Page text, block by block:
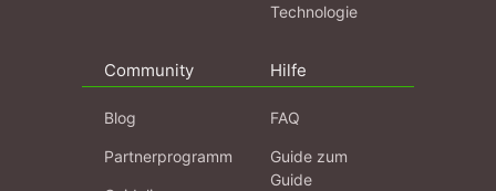
Technologie
Community
Blog
Partnerprogramm
Hilfe
FAQ
Guide zum
Guide